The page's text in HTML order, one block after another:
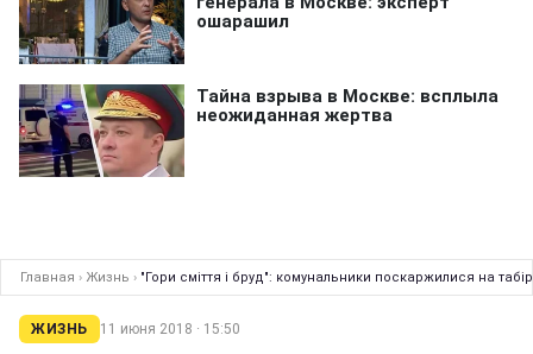
Главная › Жизнь › "Гори сміття і бруд": комунальники поскаржилися на
ЖИЗНЬ 11 июня 2018 · 15:50